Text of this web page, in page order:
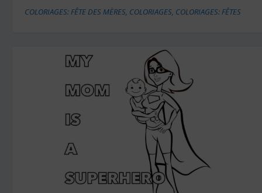
COLORIAGES: FÊTE DES MÈRES, COLORIAGES, COLORIAGES: FÊTES